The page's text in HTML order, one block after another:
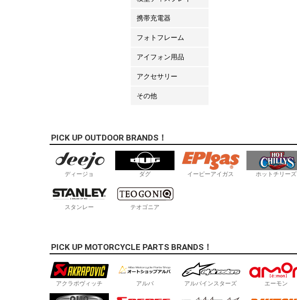
携帯充電器
フォトフレーム
アイフォン用品
アクセサリー
その他
PICK UP OUTDOOR BRANDS！
ディージョ ダグ イーピーアイガス ホットチリーズ
スタンレー テオゴニア
PICK UP MOTORCYCLE PARTS BRANDS！
アクラポヴィッチ アルバ アルパインスターズ エーモン